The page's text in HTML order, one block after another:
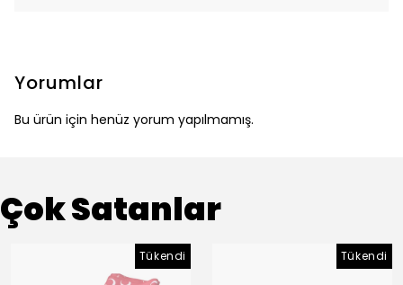
Yorumlar
Bu ürün için henüz yorum yapılmamış.
Çok Satanlar
Tükendi Tükendi